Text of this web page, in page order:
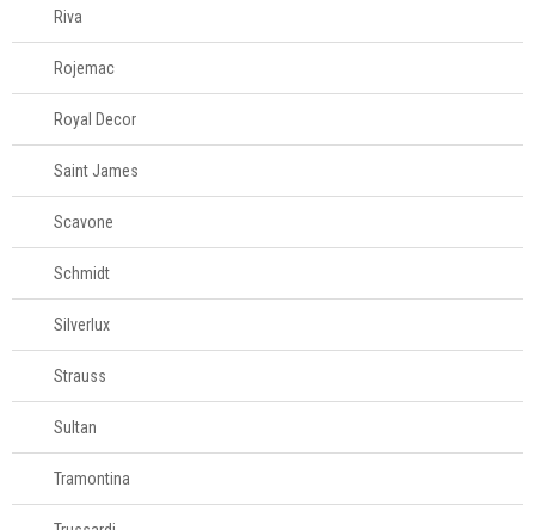
Riva
Rojemac
Royal Decor
Saint James
Scavone
Schmidt
Silverlux
Strauss
Sultan
Tramontina